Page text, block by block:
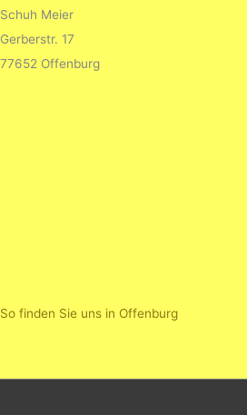
Schuh Meier
Gerberstr. 17
77652 Offenburg
So finden Sie uns in Offenburg